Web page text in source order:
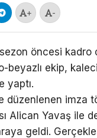
+ -
öncesi kadro
beyazlı ekip,
yaptı.
düzenlenen imza
Alican Yavaş ile
geldi.